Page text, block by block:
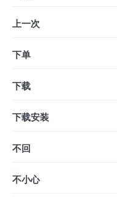
上一次
下单
下载
下载安装
不回
不小心